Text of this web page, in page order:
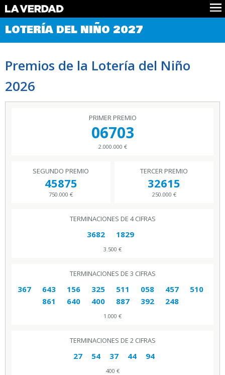
Comprobar Loteria del Niño
Premios
Noticias
Historia
LOTERÍA DEL NIÑO 2027
Premios de la Lotería del Niño
2026
PRIMER PREMIO
06703
2.000.000 €
SEGUNDO PREMIO
45875
750.000 €
TERCER PREMIO
32615
250.000 €
TERMINACIONES DE 4 CIFRAS
3682 1829
3.500 €
TERMINACIONES DE 3 CIFRAS
367 643 156 325 511 058 457
510
861
640 400 887 392 248
1.000 €
TERMINACIONES DE 2 CIFRAS
27 54 37 44 94
400 €